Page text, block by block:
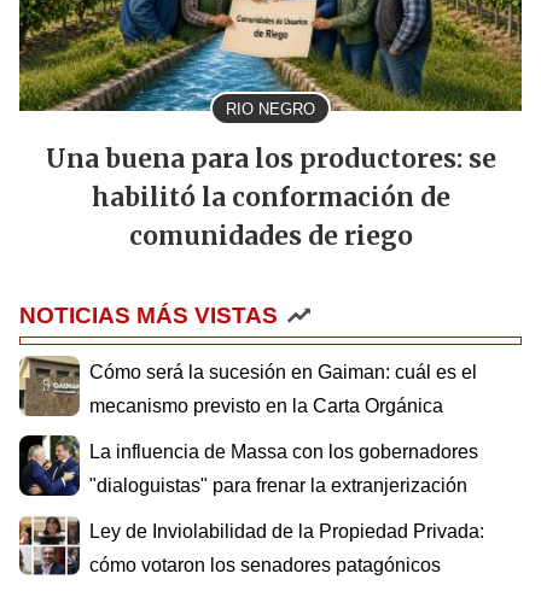
RIO NEGRO
Una buena para los productores: se
habilitó la conformación de
comunidades de riego
NOTICIAS MÁS VISTAS
Cómo será la sucesión en Gaiman: cuál es el
mecanismo previsto en la Carta Orgánica
La influencia de Massa con los gobernadores
"dialoguistas" para frenar la extranjerización
Ley de Inviolabilidad de la Propiedad Privada:
cómo votaron los senadores patagónicos